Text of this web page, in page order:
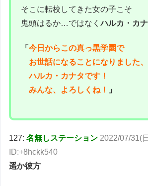
そこに転校してきた女の子こそ
鬼頭はるか…ではなくハルカ・カ
「今日からこの真っ黒学園で
お世話になることになりました、
ハルカ・カナタです！
みんな、よろしくね！
」
127:名無しステーション 2022/07/31(
ID:+8hckk540
遥か彼方